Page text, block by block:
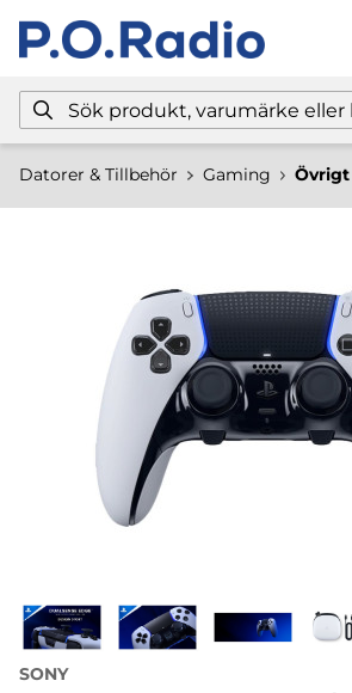
Datorer & Tillbehör Gaming Övrigt
SONY